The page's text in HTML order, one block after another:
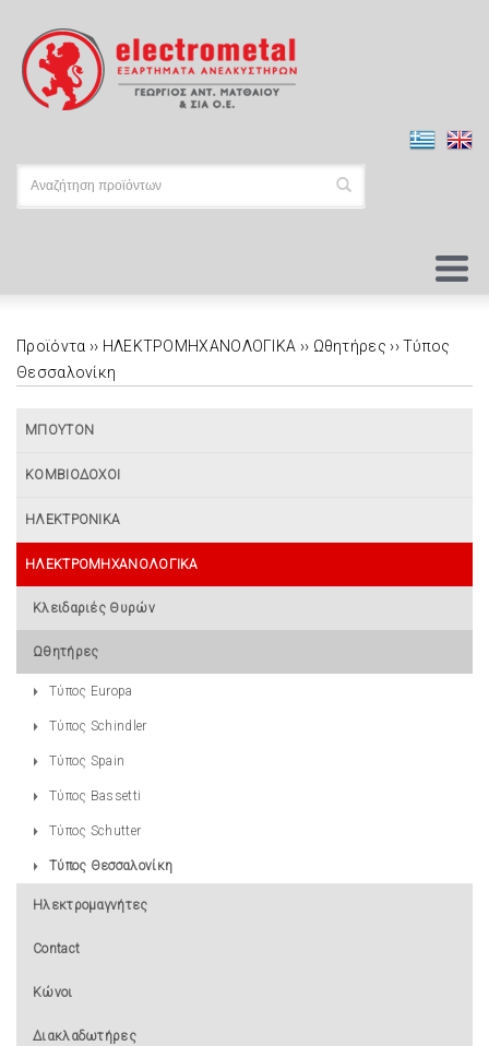
Προϊόντα ›› ΗΛΕΚΤΡΟΜΗΧΑΝΟΛΟΓΙΚΑ ›› Ωθητήρες ›› Τύπος
Θεσσαλονίκη
ΜΠΟΥΤΟΝ
ΚΟΜΒΙΟΔΟΧΟΙ
ΗΛΕΚΤΡΟΝΙΚΑ
ΗΛΕΚΤΡΟΜΗΧΑΝΟΛΟΓΙΚΑ
Κλειδαριές Θυρών
Ωθητήρες
Τύπος Europa
Τύπος Schindler
Τύπος Spain
Τύπος Bassetti
Τύπος Schutter
Τύπος Θεσσαλονίκη
Ηλεκτρομαγνήτες
Contact
Κώνοι
Διακλαδωτήρες